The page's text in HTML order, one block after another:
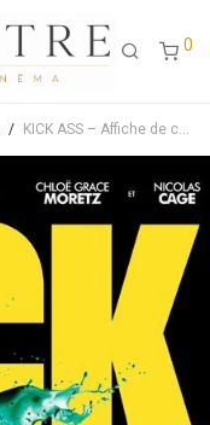
0
/ KICK ASS – Affiche de cinéma originale – Approximativement 120×160